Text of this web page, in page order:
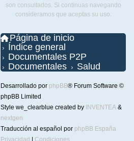
son consultados. Si continuas navegando
consideramos que aceptas su uso.
Página de inicio
Índice general
Documentales P2P
Documentales
Salud
Desarrollado por phpBB® Forum Software ©
phpBB Limited
Style we_clearblue created by INVENTEA &
nextgen
Traducción al español por phpBB España
Privacidad
Condiciones